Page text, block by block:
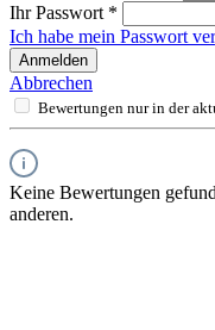
Ihr Passwort *
Ich habe mein Passwort
Anmelden
Abbrechen
Bewertungen nur in der
Keine Bewertungen
anderen.